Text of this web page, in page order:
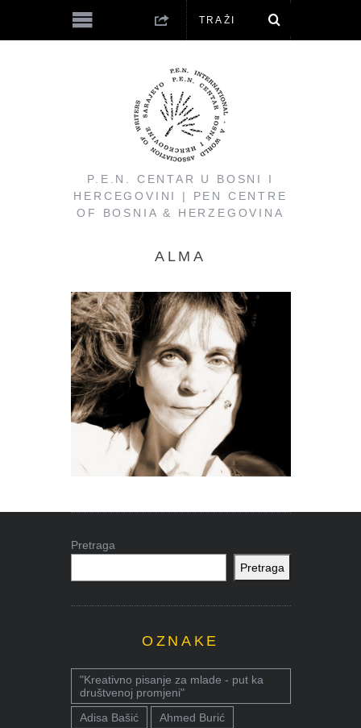
P.E.N. CENTAR U BOSNI I
HERCEGOVINI | PEN CENTRE
OF BOSNIA & HERZEGOVINA
ALMA
Pretraga
Pretraga
OZNAKE
"Kreativno pisanje za mlade - put ka
društvenoj promjeni"
Adisa Bašić
Ahmed Burić